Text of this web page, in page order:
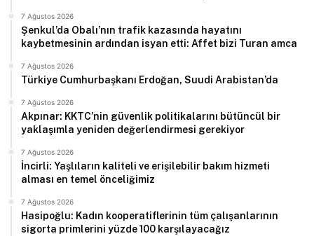
7 Ağustos 2026
Şenkul’da Obalı’nın trafik kazasında hayatını
kaybetmesinin ardından isyan etti: Affet bizi Turan amca
7 Ağustos 2026
Türkiye Cumhurbaşkanı Erdoğan, Suudi Arabistan’da
7 Ağustos 2026
Akpınar: KKTC’nin güvenlik politikalarını bütüncül bir
yaklaşımla yeniden değerlendirmesi gerekiyor
7 Ağustos 2026
İncirli: Yaşlıların kaliteli ve erişilebilir bakım hizmeti
alması en temel önceliğimiz
7 Ağustos 2026
Hasipoğlu: Kadın kooperatiflerinin tüm çalışanlarının
sigorta primlerini yüzde 100 karşılayacağız